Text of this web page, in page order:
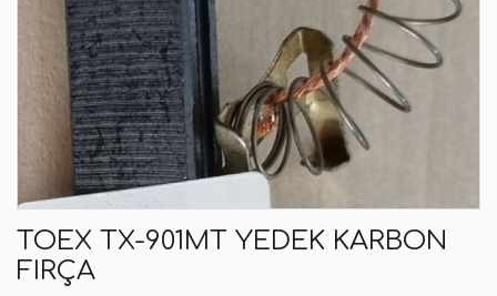
TOEX TX-901MT YEDEK KARBON
FIRÇA